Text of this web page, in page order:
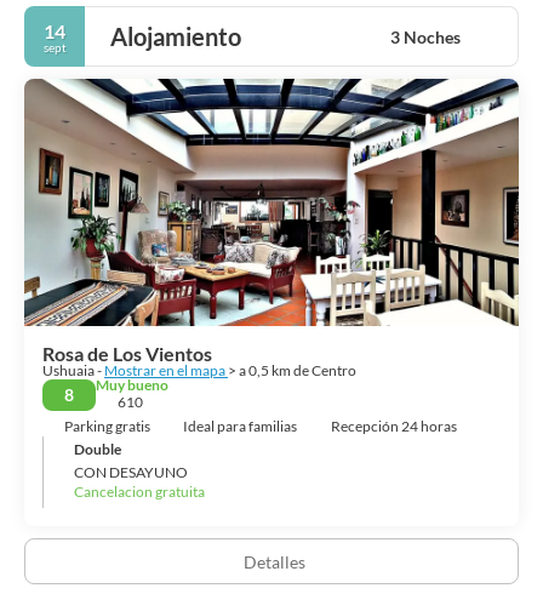
14
sept Alojamiento 3 Noches
Rosa de Los Vientos
Ushuaia - Mostrar en el mapa > a 0,5 km de Centro
8
Muy bueno
610
Parking gratis
Ideal para familias
Recepción 24 horas
Double
CON DESAYUNO
Cancelacion gratuita
Detalles